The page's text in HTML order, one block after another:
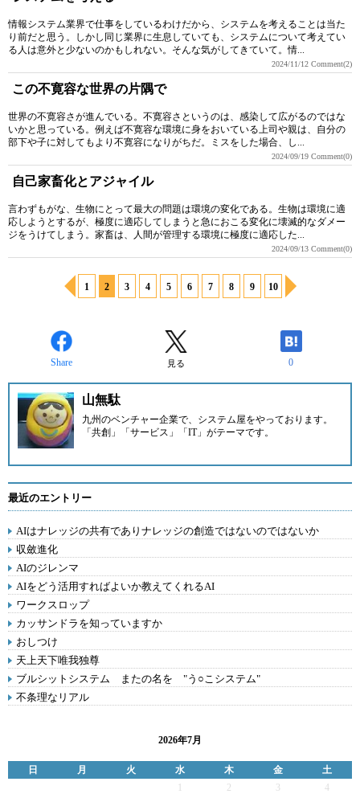
情報システム業界で仕事をしているわけだから、システムを考えることは当た
り前だと思う。しかし同じ業界に生息していても、システムについて考えてい
る人は意外と少ないのかもしれない。そんな気がしてきていて。情...
2024/11/12 Comment(2)
この不寛容な世界の片隅で
世界の不寛容さが進んでいる。不寛容さというのは、感染して広がるのではな
いかと思っている。例えば不寛容な環境に身をおいている上司や親は、自分の
部下や子に対してもより不寛容になりがちだ。ミスをした場合、し...
2024/09/19 Comment(0)
自己家畜化とアジャイル
言わずもがな、生物にとって最大の問題は環境の変化である。生物は環境に適
応しようとするが、極度に適応してしまうと急におこる変化に壊滅的なダメー
ジをうけてしまう。家畜は、人間が管理する環境に極度に適応した...
2024/09/13 Comment(0)
1 2 3 4 5 6 7 8 9 10
Share 見る 0
山無駄
九州のベンチャー企業で、システム屋をやっております。
「共創」「サービス」「IT」がテーマです。
最近のエントリー
AIはナレッジの共有でありナレッジの創造ではないのではないか
収斂進化
AIのジレンマ
AIをどう活用すればよいか教えてくれるAI
ワークスロップ
カッサンドラを知っていますか
おしつけ
天上天下唯我独尊
ブルシットシステム またの名を "う○こシステム"
不条理なリアル
2026年7月
日 月 火 水 木 金
土
2 3
4